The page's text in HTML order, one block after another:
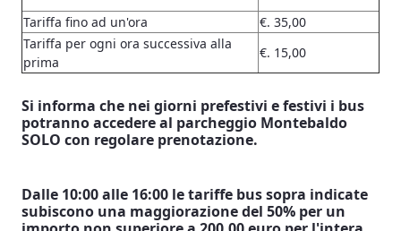
Tariffa fino ad un'ora
€. 35,00
Tariffa per ogni ora successiva alla
prima
€. 15,00
Si informa che nei giorni prefestivi e festivi i bus
potranno accedere al parcheggio Montebaldo
SOLO con regolare prenotazione.
Dalle 10:00 alle 16:00 le tariffe bus sopra indicate
subiscono una maggiorazione del 50% per un